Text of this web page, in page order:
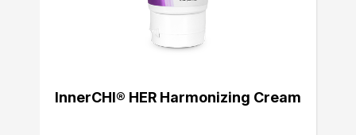
InnerCHI® HER Harmonizing Cream